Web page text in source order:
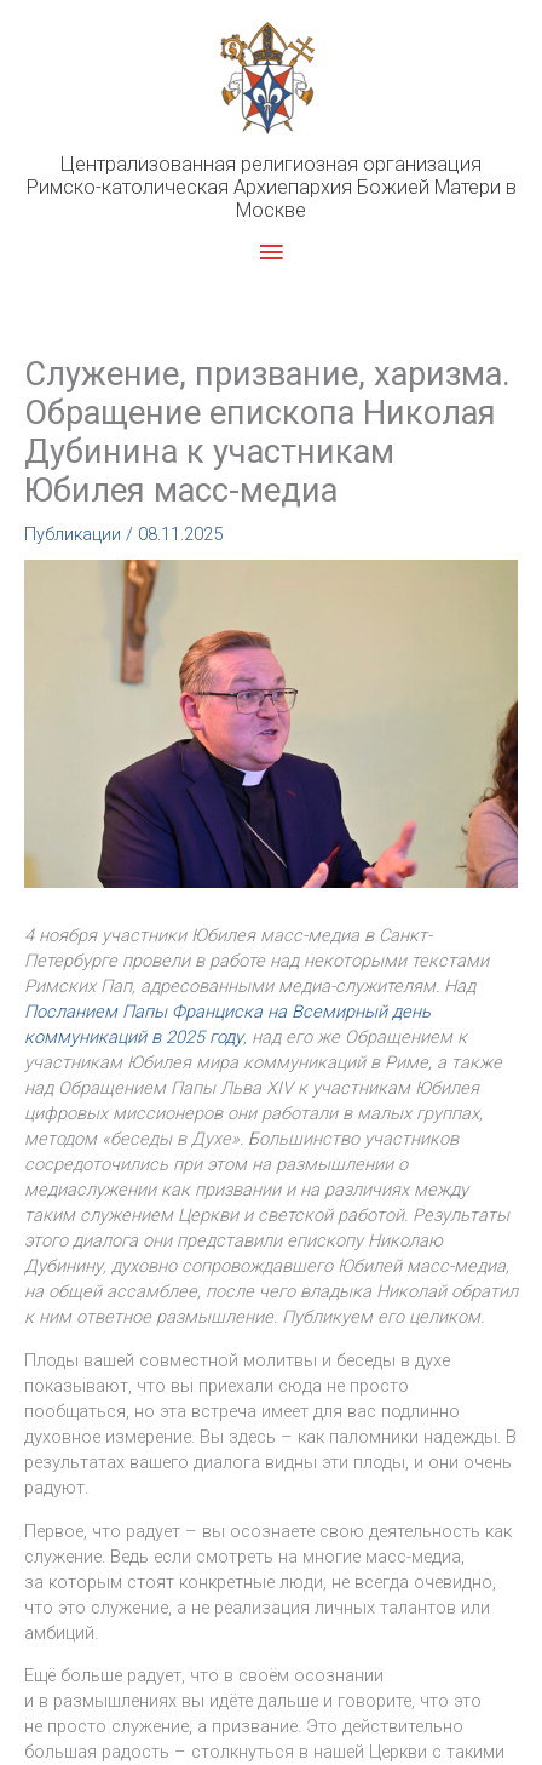
Централизованная религиозная организация
Римско-католическая Архиепархия Божией Матери в
Москве
Главное
Служение, призвание, харизма.
Обращение епископа Николая
Дубинина к участникам
Юбилея масс-медиа
Публикации / 08.11.2025
4 ноября участники Юбилея масс-медиа в Санкт-
Петербурге провели в работе над некоторыми текстами
Римских Пап, адресованными медиа-служителям. Над
Посланием Папы Франциска на Всемирный день
коммуникаций в 2025 году, над его же Обращением к
участникам Юбилея мира коммуникаций в Риме, а также
над Обращением Папы Льва XIV к участникам Юбилея
цифровых миссионеров они работали в малых группах,
методом «беседы в Духе». Большинство участников
сосредоточились при этом на размышлении о
медиаслужении как призвании и на различиях между
таким служением Церкви и светской работой. Результаты
этого диалога они представили епископу Николаю
Дубинину, духовно сопровождавшего Юбилей масс-медиа,
на общей ассамблее, после чего владыка Николай обратил
к ним ответное размышление. Публикуем его целиком.
Плоды вашей совместной молитвы и беседы в духе
показывают, что вы приехали сюда не просто
пообщаться, но эта встреча имеет для вас подлинно
духовное измерение. Вы здесь – как паломники надежды. В
результатах вашего диалога видны эти плоды, и они очень
радуют.
Первое, что радует – вы осознаете свою деятельность как
служение. Ведь если смотреть на многие масс-медиа,
за которым стоят конкретные люди, не всегда очевидно,
что это служение, а не реализация личных талантов или
амбиций.
Ещё больше радует, что в своём осознании
и в размышлениях вы идёте дальше и говорите, что это
не просто служение, а призвание. Это действительно
большая радость – столкнуться в нашей Церкви с такими